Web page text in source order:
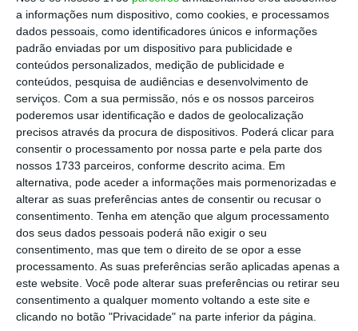
a informações num dispositivo, como cookies, e processamos
dados pessoais, como identificadores únicos e informações
padrão enviadas por um dispositivo para publicidade e
conteúdos personalizados, medição de publicidade e
conteúdos, pesquisa de audiências e desenvolvimento de
serviços. Com a sua permissão, nós e os nossos parceiros
poderemos usar identificação e dados de geolocalização
precisos através da procura de dispositivos. Poderá clicar para
consentir o processamento por nossa parte e pela parte dos
nossos 1733 parceiros, conforme descrito acima. Em
alternativa, pode aceder a informações mais pormenorizadas e
alterar as suas preferências antes de consentir ou recusar o
consentimento. Tenha em atenção que algum processamento
dos seus dados pessoais poderá não exigir o seu
consentimento, mas que tem o direito de se opor a esse
processamento. As suas preferências serão aplicadas apenas a
este website. Você pode alterar suas preferências ou retirar seu
consentimento a qualquer momento voltando a este site e
clicando no botão "Privacidade" na parte inferior da página.
segredo mais conhecido do meio empresarial:
o grupo dono da PT Portugal está em
negociações há meses com a Prisa e que
aceleraram depois do grupo espanhol ter
falhado a venda da Santillana.Qual é o preço
base da negociação?450 milhões de euros,
revelou o
El Confidencial
Mas não foi possível,
até ao momento, confirmar se este é o valor
do negócio que terá, ainda, de passar o crivo
das entidades reguladores, a ERC e a Anacom
e a própria Autoridade da Concorrência.
Morgan Stanley ajuda Prisa a vender Media Capital